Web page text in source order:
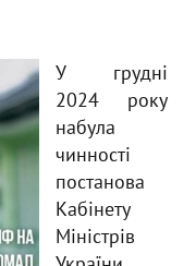
У грудні
2024 року
набула
чинності
постанова
Кабінету
Міністрів